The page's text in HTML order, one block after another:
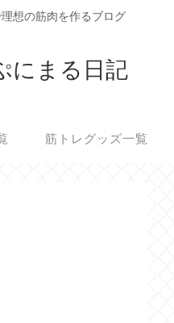
想の筋肉を作るブログ
にまる日記
筋トレグッズ一覧